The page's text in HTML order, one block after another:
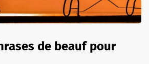
de beauf pour